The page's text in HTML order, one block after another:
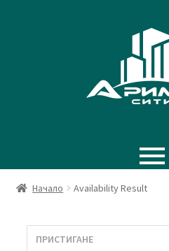
Начало Availability Result
ПРИСТИГАНЕ